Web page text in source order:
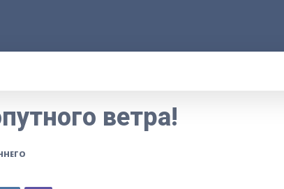
ветра!